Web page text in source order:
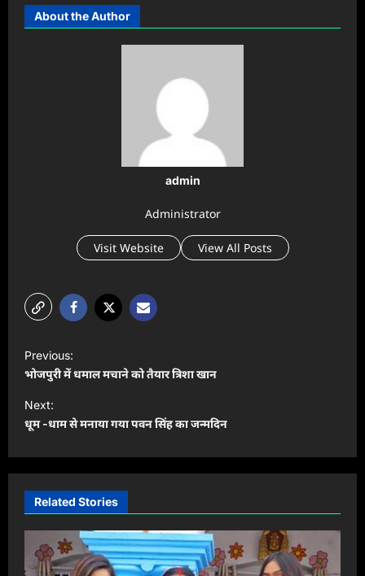
About the Author
admin
Administrator
Visit Website View All Posts
o
s
t
a
v
Previous:
भोजपुरी में धमाल मचाने को तैयार त्रिशा खान
Next:
धूम -धाम से मनाया गया पवन सिंह का जन्मदिन
Related Stories